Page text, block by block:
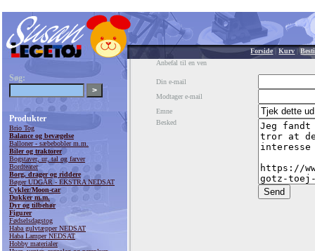
Forside|Kurv |
Søg:
Produkter
Brio Tog
Balance og bevægelse
Balloner - sæbebobler m.m.
Biler og traktorer
Bogstaver, ur, tal og farver
Bordteater
Borg, drager og riddere
Bøger UDGÅR - EKSTRA NEDSAT
Cykler/Moon-car
Dukker m.m.
Dyr og tilbehør
Figurer
Fødselsdagstog
Haba gulvtæpper NEDSAT
Haba Lamper NEDSAT
Hobby materialer
Anbefal til en ven
Din e-mail
Modtager e-mail
Emne
Besked